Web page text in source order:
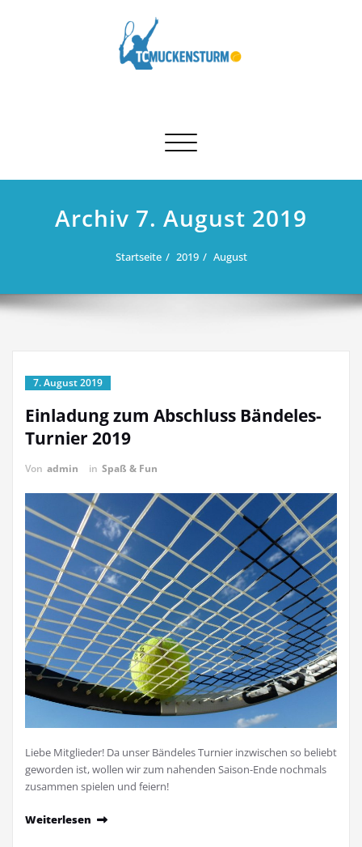
Schalte Navigation
Archiv 7. August 2019
Startseite 2019 August
7. August 2019
Einladung zum Abschluss Bändeles-
Turnier 2019
Von admin in Spaß & Fun
Liebe Mitglieder! Da unser Bändeles Turnier inzwischen so beliebt
geworden ist, wollen wir zum nahenden Saison-Ende nochmals
zusammen spielen und feiern!
Weiterlesen